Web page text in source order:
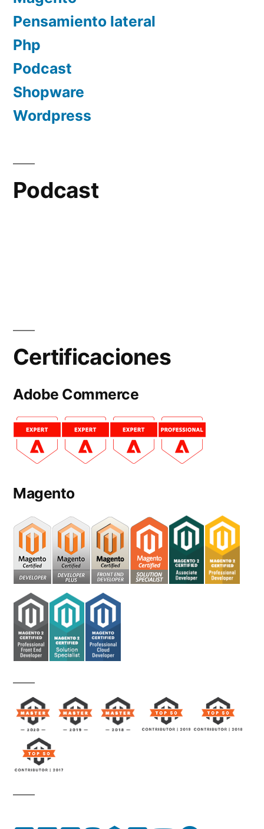
Pensamiento lateral
Php
Podcast
Shopware
Wordpress
Podcast
Certificaciones
Adobe Commerce
Magento